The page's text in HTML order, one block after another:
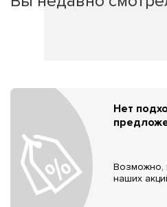
Нет
Возможно,
наших